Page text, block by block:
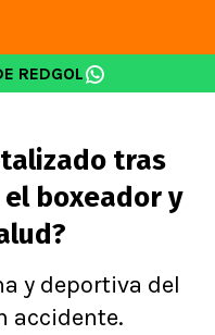
REDGOL
tras
boxeador y
y deportiva del
accidente.